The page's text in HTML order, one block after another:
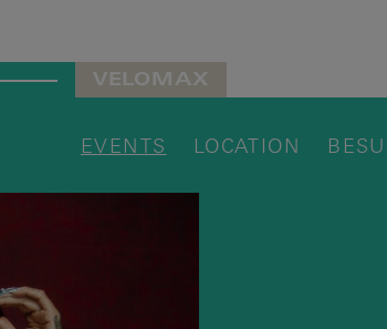
VELOMAX
EVENTS LOCATION